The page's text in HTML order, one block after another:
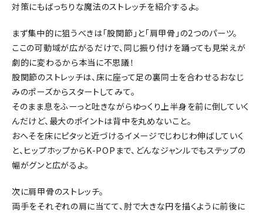
対策にもばっちりな魔法のストレッチを紹介するよ。
まず集中的に狙うべきは「股関節」と「肩甲骨」の2つのパーツ。
ここの可動域が広がるだけで、同じ振り付けを踊っても見栄えが
劇的に変わるから本当に不思議！
股関節のストレッチは、床に座って足の裏同士を合わせるおなじ
みのポーズからスタートしてみて。
そのまま息をふーっと吐きながらゆっくり上半身を前に倒していく
んだけど、最大のポイントは背中を丸めないこと。
おへそを床にピタッと近づけるイメージでじわじわ伸ばしていく
と、ヒップホップからK-POPまで、どんなジャンルでもステップの
幅がグンと広がるよ。
次に肩甲骨のストレッチ。
両手をそれぞれの肩に当てて、肘で大きな円を描くように前後に